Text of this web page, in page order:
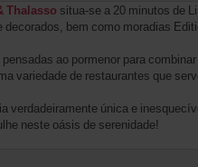
Thalasso situa-se a 20 minutos de
bem como moradias
ao pormenor para
variedade de restaurantes que
verdadeiramente única e
neste oásis de serenidade!